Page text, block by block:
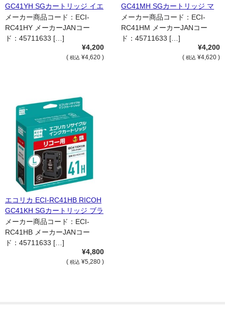
GC41YH SGカートリッジ イエ
ロー 国内リサイクル品
メーカー商品コード：ECI-
RC41HY メーカーJANコー
ド：45711633 […]
¥4,200
( 税込 ¥4,620 )
GC41MH SGカートリッジ マ
ゼンタ 国内リサイクル品
メーカー商品コード：ECI-
RC41HM メーカーJANコー
ド：45711633 […]
¥4,200
( 税込 ¥4,620 )
エコリカ ECI-RC41HB RICOH
GC41KH SGカートリッジ ブラ
ック 国内リサイクル品
メーカー商品コード：ECI-
RC41HB メーカーJANコー
ド：45711633 […]
¥4,800
( 税込 ¥5,280 )